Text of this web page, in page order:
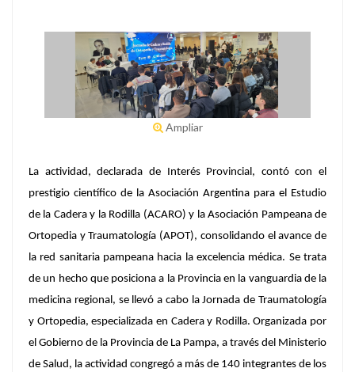
Ampliar
La actividad, declarada de Interés Provincial, contó con el
prestigio científico de la Asociación Argentina para el Estudio
de la Cadera y la Rodilla (ACARO) y la Asociación Pampeana de
Ortopedia y Traumatología (APOT), consolidando el avance de
la red sanitaria pampeana hacia la excelencia médica. Se trata
de un hecho que posiciona a la Provincia en la vanguardia de la
medicina regional, se llevó a cabo la Jornada de Traumatología
y Ortopedia, especializada en Cadera y Rodilla. Organizada por
el Gobierno de la Provincia de La Pampa, a través del Ministerio
de Salud, la actividad congregó a más de 140 integrantes de los